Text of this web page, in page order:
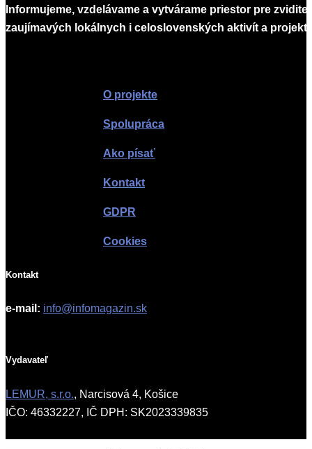
Informujeme, vzdelávame a vytvárame priestor pre
zaujímavých lokálnych i celoslovenských aktivít a
O projekte
Spolupráca
Ako písať
Kontakt
GDPR
Cookies
Kontakt
e-mail: info@infomagazin.sk
Vydavateľ
LEMUR, s.r.o., Narcisová 4, Košice
IČO: 46332227, IČ DPH: SK2023339835